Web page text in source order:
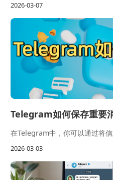
2026-03-07
Telegram如何保存重要
在Telegram中，你可以通过将
2026-03-03